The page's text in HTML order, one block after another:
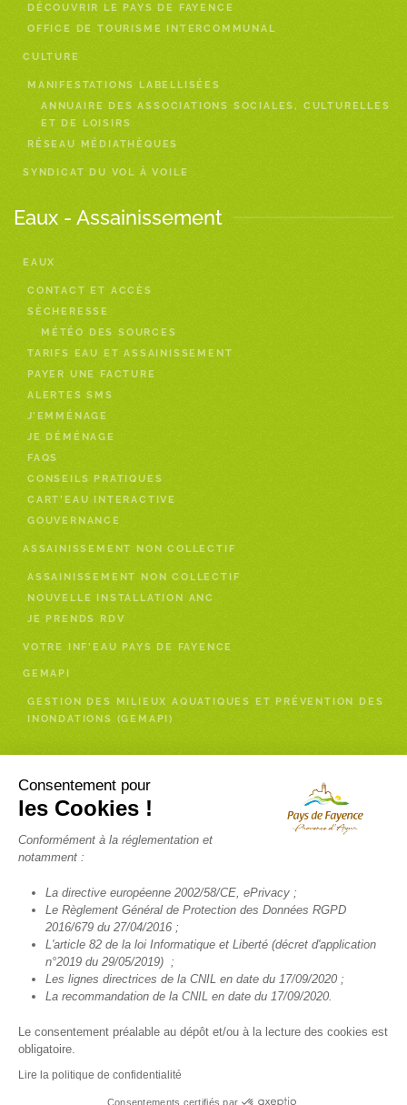
Consentement pour
les Cookies !
Conformément à la réglementation et
notamment :
La directive européenne 2002/58/CE, ePrivacy ;
Le Règlement Général de Protection des Données RGPD
2016/679 du 27/04/2016 ;
L'article 82 de la loi Informatique et Liberté (décret d'application
n°2019 du 29/05/2019) ;
Les lignes directrices de la CNIL en date du 17/09/2020 ;
La recommandation de la CNIL en date du 17/09/2020.
Le consentement préalable au dépôt et/ou à la lecture des cookies est
obligatoire.
Lire la politique de confidentialité
Consentements certifiés par
DÉCOUVRIR LE PAYS DE FAYENCE
OFFICE DE TOURISME INTERCOMMUNAL
CULTURE
MANIFESTATIONS LABELLISÉES
ANNUAIRE DES ASSOCIATIONS SOCIALES, CULTURELLES
ET DE LOISIRS
RÉSEAU MÉDIATHÈQUES
SYNDICAT DU VOL À VOILE
Eaux - Assainissement
EAUX
CONTACT ET ACCÈS
SÈCHERESSE
MÉTÉO DES SOURCES
TARIFS EAU ET ASSAINISSEMENT
PAYER UNE FACTURE
ALERTES SMS
J’EMMÉNAGE
JE DÉMÉNAGE
FAQS
CONSEILS PRATIQUES
CART’EAU INTERACTIVE
GOUVERNANCE
ASSAINISSEMENT NON COLLECTIF
ASSAINISSEMENT NON COLLECTIF
NOUVELLE INSTALLATION ANC
JE PRENDS RDV
VOTRE INF’EAU PAYS DE FAYENCE
GEMAPI
GESTION DES MILIEUX AQUATIQUES ET PRÉVENTION DES
INONDATIONS (GEMAPI)
Enfance- Services à la personne
INSCRIPTION NEWSLETTER RELAIS PETITE ENFANCE
TÉLÉALARME
SANTÉ
TRANSPORT SCOLAIRE
© COMMUNAUTÉ DE COMMUNES DU PAYS DE FAYENCE 2022 TOUS
DROITS RÉSERVÉS -MENTIONS LÉGALES